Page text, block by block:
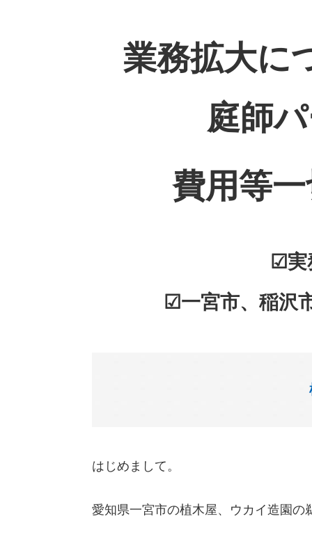
業務拡大に
庭師
費用等
☑実
☑一宮市、稲沢
はじめまして。
愛知県一宮市の植木屋、ウカイ造園の